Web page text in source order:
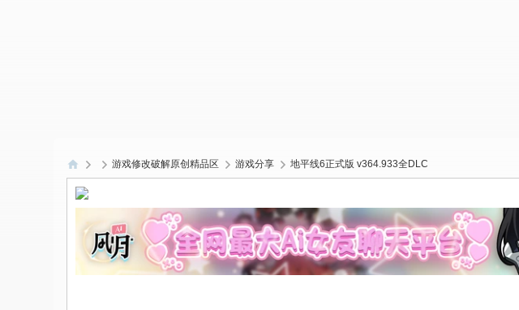
偏
爱
游戏修改破解原创精品区 游戏分享 地平线6正式版 v364.933全DLC